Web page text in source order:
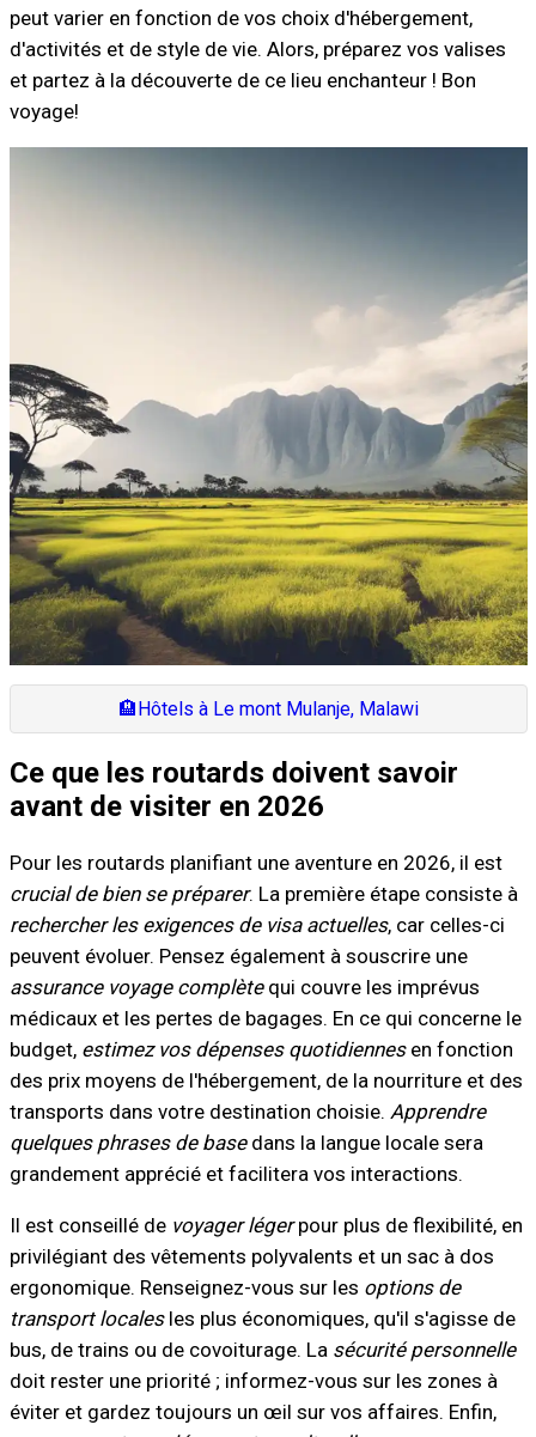
peut varier en fonction de vos choix d'hébergement,
d'activités et de style de vie. Alors, préparez vos valises
et partez à la découverte de ce lieu enchanteur ! Bon
voyage!
🏨Hôtels à Le mont Mulanje, Malawi
Ce que les routards doivent savoir
avant de visiter en 2026
Pour les routards planifiant une aventure en 2026, il est
crucial de bien se préparer. La première étape consiste à
rechercher les exigences de visa actuelles, car celles-ci
peuvent évoluer. Pensez également à souscrire une
assurance voyage complètequi couvre les imprévus
médicaux et les pertes de bagages. En ce qui concerne le
budget, estimez vos dépenses quotidiennesen fonction
des prix moyens de l'hébergement, de la nourriture et des
transports dans votre destination choisie. Apprendre
quelques phrases de basedans la langue locale sera
grandement apprécié et facilitera vos interactions.
Il est conseillé de voyager légerpour plus de flexibilité, en
privilégiant des vêtements polyvalents et un sac à dos
ergonomique. Renseignez-vous sur les options de
transport localesles plus économiques, qu'il s'agisse de
bus, de trains ou de covoiturage. La sécurité personnelle
doit rester une priorité ; informez-vous sur les zones à
éviter et gardez toujours un œil sur vos affaires. Enfin,